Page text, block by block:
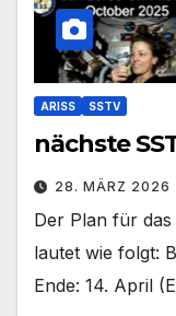
ARISS SSTV
nächste
28. MÄRZ 2026
Der Plan für
lautet wie folgt:
Ende: 14. April